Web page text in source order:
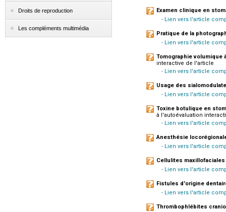
Droits de reproduction
Les compléments multimédia
Examen clinique en
- Lien vers l'article
Pratique de la
- Lien vers l'article
Tomographie volumique
interactive de l'article
- Lien vers l'article
Usage des
- Lien vers l'article
Toxine botulique en
à l'autoévaluation
- Lien vers l'article
Anesthésie
- Lien vers l'article
Cellulites
- Lien vers l'article
Fistules d'origine
- Lien vers l'article
Thrombophlébites